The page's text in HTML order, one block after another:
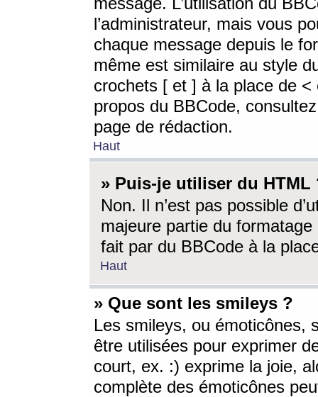
l’administrateur, mais vous
chaque message depuis le
même est similaire au style
crochets [ et ] à la place de <
propos du BBCode,
page de rédaction.
Haut
» Puis-je utiliser du HTML
Non. Il n’est pas possible
majeure partie du
fait par du BBCode à la
Haut
» Que sont les smileys ?
Les smileys, ou émoticônes,
être utilisées pour exprimer
court, ex. :) exprime la joie,
complète des émoticônes